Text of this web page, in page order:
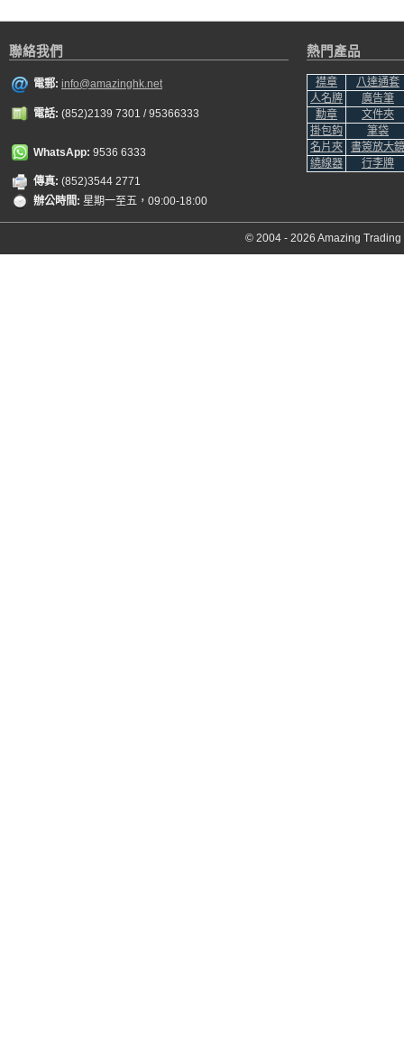
聯絡我們
電郵: info@amazinghk.net
電話: (852)2139 7301 / 95366333
WhatsApp: 9536 6333
傳真: (852)3544 2771
辦公時間: 星期一至五，09:00-18:00
熱門產品
襟章
八達通套
人名牌
廣告筆
勳章
文件夾
掛包鈎
筆袋
名片夾
書簽放大鏡
繞線器
行李牌
© 2004 - 2026 Amazing